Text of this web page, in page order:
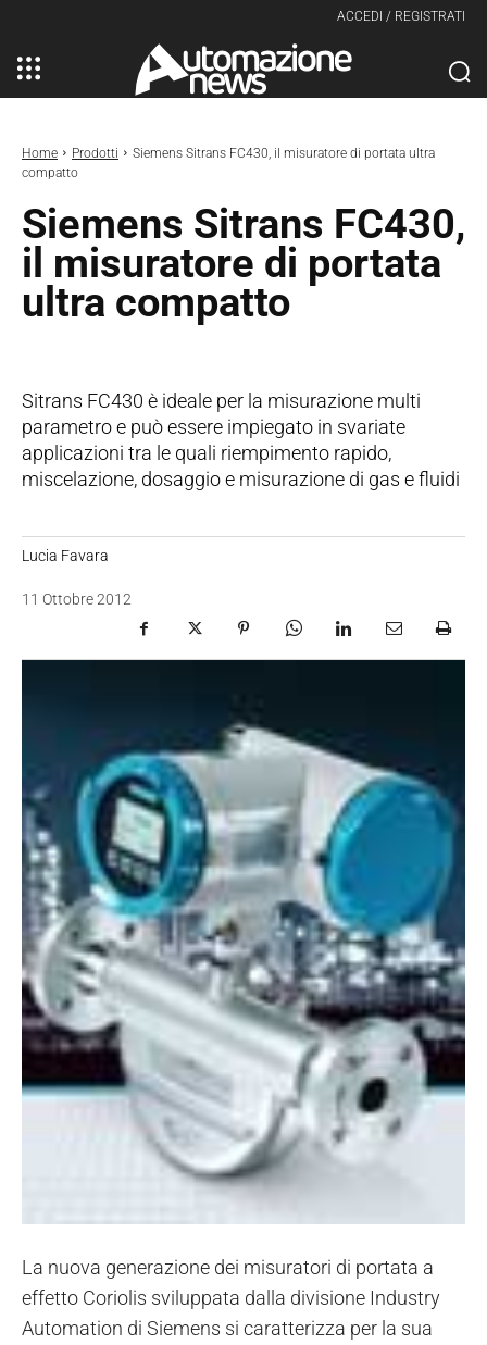
ACCEDI / REGISTRATI
Home Prodotti
Siemens Sitrans FC430, il misuratore di portata ultra
compatto
Siemens Sitrans FC430,
il misuratore di portata
ultra compatto
Sitrans FC430 è ideale per la misurazione multi
parametro e può essere impiegato in svariate
applicazioni tra le quali riempimento rapido,
miscelazione, dosaggio e misurazione di gas e fluidi
Lucia Favara
11 Ottobre 2012
La nuova generazione dei misuratori di portata a
effetto Coriolis sviluppata dalla divisione Industry
Automation di Siemens si caratterizza per la sua